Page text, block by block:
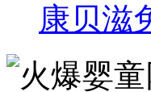
康贝滋